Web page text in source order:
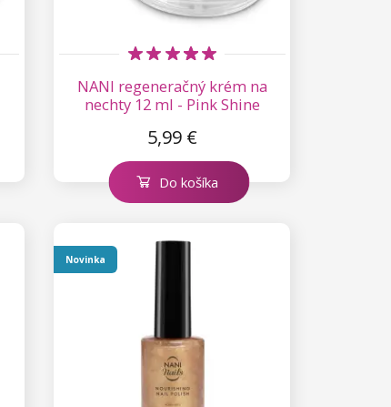
NANI regeneračný krém na
nechty 12 ml - Pink Shine
5,99 €
Do košíka
Novinka